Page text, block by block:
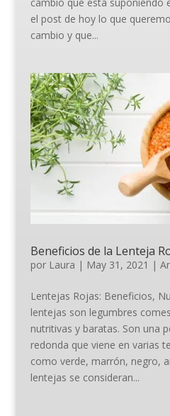
el post de hoy lo que
cambio y que...
Beneficios de la Lenteja
por Laura | May 31, 2021 |
Lentejas Rojas: Beneficios,
lentejas son legumbres
nutritivas y baratas. Son una
redonda que viene en varias
como verde, marrón, negro,
lentejas se consideran...